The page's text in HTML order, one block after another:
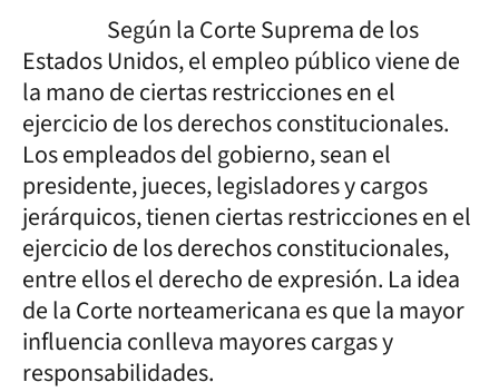
Según la Corte Suprema de los
Estados Unidos, el empleo público viene de
la mano de ciertas restricciones en el
ejercicio de los derechos constitucionales.
Los empleados del gobierno, sean el
presidente, jueces, legisladores y cargos
jerárquicos, tienen ciertas restricciones en el
ejercicio de los derechos constitucionales,
entre ellos el derecho de expresión. La idea
de la Corte norteamericana es que la mayor
influencia conlleva mayores cargas y
responsabilidades.